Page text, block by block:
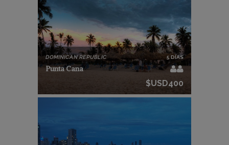
DOMINICAN REPUBLIC
Punta Cana
5 DÍAS
$USD400